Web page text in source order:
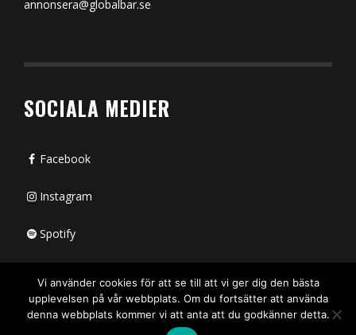
annonsera@globalbar.se
SOCIALA MEDIER
Facebook
Instagram
Spotify
X (passiv)
Vi använder cookies för att se till att vi ger dig den bästa
upplevelsen på vår webbplats. Om du fortsätter att använda
denna webbplats kommer vi att anta att du godkänner detta.